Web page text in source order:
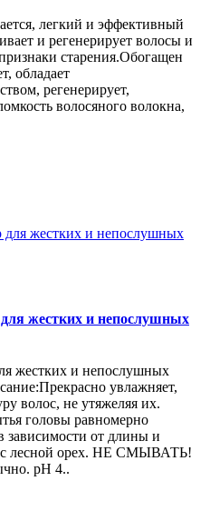
легкий и эффективный
и регенерирует волосы и
старения.Обогащен
обладает
регенерирует,
волосяного волокна,
жестких и непослушных
жестких и непослушных
увлажняет,
волос, не утяжеляя их.
головы равномерно
зависимости от длины и
с лесной орех. НЕ СМЫВАТЬ!
pH 4..